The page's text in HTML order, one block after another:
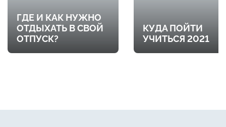
ГДЕ И КАК НУЖНО
ОТДЫХАТЬ В СВОЙ
ОТПУСК?
КУДА ПОЙТИ
УЧИТЬСЯ 2021